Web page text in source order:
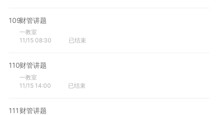
109财管讲题
一教室
11/15 08:30
已结束
110财管讲题
一教室
11/15 14:00
已结束
111 财管讲题